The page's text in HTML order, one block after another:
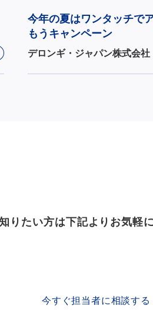
今年の夏はワンタッチで
もうキャンペーン
デロンギ・ジャパン株式会社
りたい方は下記よりお気軽
今すぐ担当者に相談する